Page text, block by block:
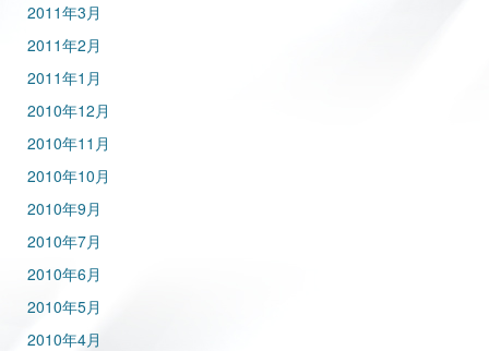
2011年3月
2011年2月
2011年1月
2010年12月
2010年11月
2010年10月
2010年9月
2010年7月
2010年6月
2010年5月
2010年4月